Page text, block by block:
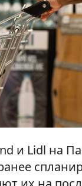
и Lidl на